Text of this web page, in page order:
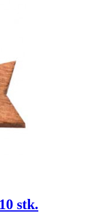
stk.